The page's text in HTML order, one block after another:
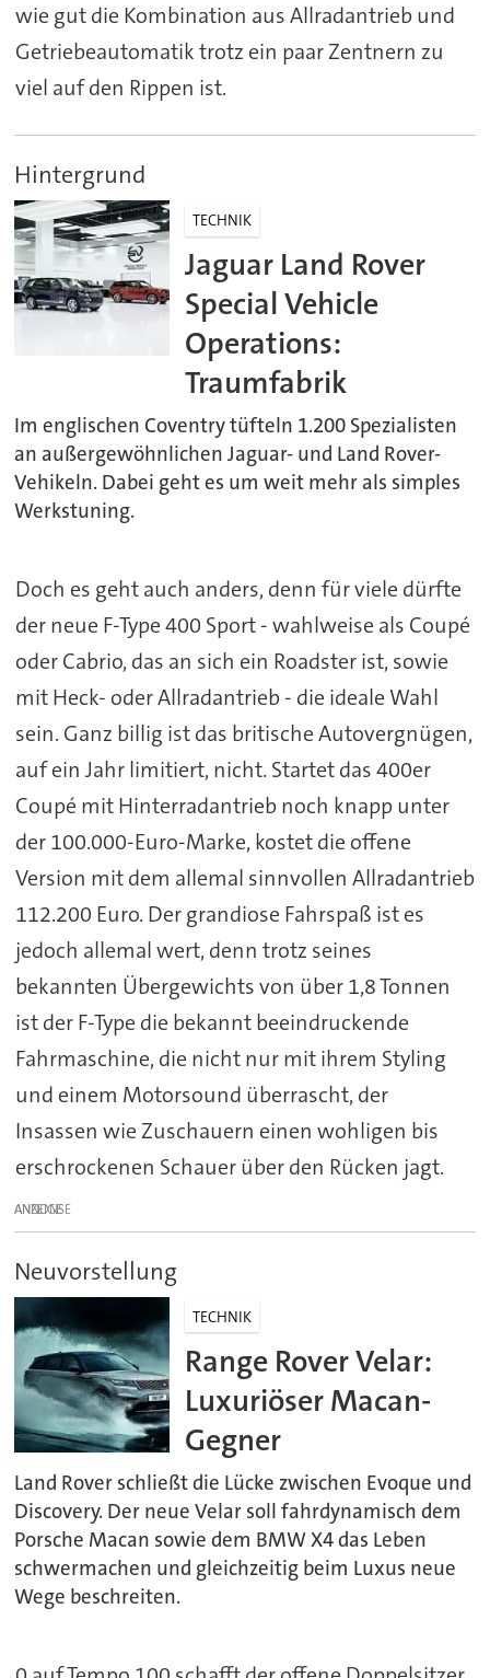
wie gut die Kombination aus Allradantrieb und
Getriebeautomatik trotz ein paar Zentnern zu
viel auf den Rippen ist.
Hintergrund
TECHNIK
Jaguar Land Rover
Special Vehicle
Operations:
Traumfabrik
Im englischen Coventry tüfteln 1.200 Spezialisten
an außergewöhnlichen Jaguar- und Land Rover-
Vehikeln. Dabei geht es um weit mehr als simples
Werkstuning.
Doch es geht auch anders, denn für viele dürfte
der neue F-Type 400 Sport - wahlweise als Coupé
oder Cabrio, das an sich ein Roadster ist, sowie
mit Heck- oder Allradantrieb - die ideale Wahl
sein. Ganz billig ist das britische Autovergnügen,
auf ein Jahr limitiert, nicht. Startet das 400er
Coupé mit Hinterradantrieb noch knapp unter
der 100.000-Euro-Marke, kostet die offene
Version mit dem allemal sinnvollen Allradantrieb
112.200 Euro. Der grandiose Fahrspaß ist es
jedoch allemal wert, denn trotz seines
bekannten Übergewichts von über 1,8 Tonnen
ist der F-Type die bekannt beeindruckende
Fahrmaschine, die nicht nur mit ihrem Styling
und einem Motorsound überrascht, der
Insassen wie Zuschauern einen wohligen bis
erschrockenen Schauer über den Rücken jagt.
ANZEIGE
Neuvorstellung
TECHNIK
Range Rover Velar:
Luxuriöser Macan-
Gegner
Land Rover schließt die Lücke zwischen Evoque und
Discovery. Der neue Velar soll fahrdynamisch dem
Porsche Macan sowie dem BMW X4 das Leben
schwermachen und gleichzeitig beim Luxus neue
Wege beschreiten.